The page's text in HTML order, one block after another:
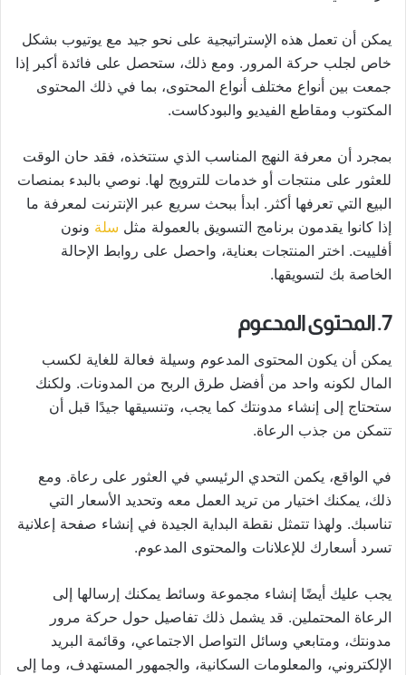
يمكن أن تعمل هذه الإستراتيجية على نحو جيد مع يوتيوب بشكل
خاص لجلب حركة المرور. ومع ذلك، ستحصل على فائدة أكبر إذا
جمعت بين أنواع مختلف أنواع المحتوى، بما في ذلك المحتوى
المكتوب ومقاطع الفيديو والبودكاست.
بمجرد أن معرفة النهج المناسب الذي ستتخذه، فقد حان الوقت
للعثور على منتجات أو خدمات للترويج لها. نوصي بالبدء بمنصات
البيع التي تعرفها أكثر. ابدأ ببحث سريع عبر الإنترنت لمعرفة ما
إذا كانوا يقدمون برنامج التسويق بالعمولة مثل سلة ونون
أفلييت. اختر المنتجات بعناية، واحصل على روابط الإحالة
الخاصة بك لتسويقها.
7. المحتوى المدعوم
يمكن أن يكون المحتوى المدعوم وسيلة فعالة للغاية لكسب
المال لكونه واحد من أفضل طرق الربح من المدونات. ولكنك
ستحتاج إلى إنشاء مدونتك كما يجب، وتنسيقها جيدًا قبل أن
تتمكن من جذب الرعاة.
في الواقع، يكمن التحدي الرئيسي في العثور على رعاة. ومع
ذلك، يمكنك اختيار من تريد العمل معه وتحديد الأسعار التي
تناسبك. ولهذا تتمثل نقطة البداية الجيدة في إنشاء صفحة إعلانية
تسرد أسعارك للإعلانات والمحتوى المدعوم.
يجب عليك أيضًا إنشاء مجموعة وسائط يمكنك إرسالها إلى
الرعاة المحتملين. قد يشمل ذلك تفاصيل حول حركة مرور
مدونتك، ومتابعي وسائل التواصل الاجتماعي، وقائمة البريد
الإلكتروني، والمعلومات السكانية، والجمهور المستهدف، وما إلى